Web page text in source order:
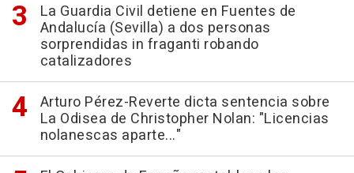
La Guardia Civil detiene en Fuentes de
Andalucía (Sevilla) a dos personas
sorprendidas in fraganti robando
catalizadores
Arturo Pérez-Reverte dicta sentencia sobre
La Odisea de Christopher Nolan: "Licencias
nolanescas aparte..."